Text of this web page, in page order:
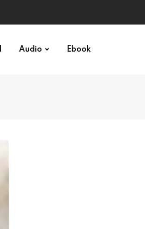
Audio Ebook